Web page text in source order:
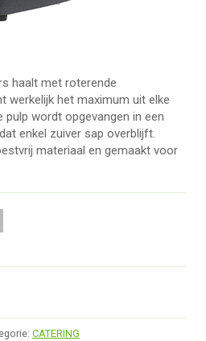
haalt met roterende
werkelijk het maximum uit elke
pulp wordt opgevangen in een
enkel zuiver sap overblijft.
materiaal en gemaakt voor
CATERING